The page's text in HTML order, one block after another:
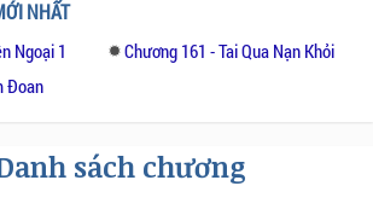
tiếp mở miệng nói: “Muốn
ký kết hôn không?”
chán ghét, nhưng cũng chưa
sau khi hết kinh ngạc anh liền
NHẤT
Ngoại 1
Chương 161 - Tai Qua Nạn Khỏi
Đoan
sách chương